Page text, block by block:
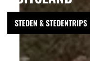
STEDEN & STEDENTRIPS